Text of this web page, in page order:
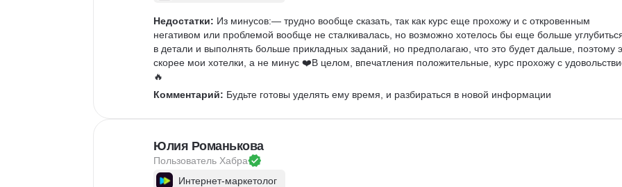
Верстка полиграфической продукции
Разработка фирменного стиля
Создание анимации
Брендинг
Дизайн текста
Google Slides
Недостатки: Из минусов:— трудно вообще сказать, так как курс еще прохожу и с откровенным
негативом или проблемой вообще не сталкивалась, но возможно хотелось бы еще больше
в детали и выполнять больше прикладных заданий, но предполагаю, что это будет дальше, поэтому
скорее мои хотелки, а не минус ❤️В целом, впечатления положительные, курс прохожу с
🔥
Комментарий: Будьте готовы уделять ему время, и разбираться в новой информации
Юлия Романькова
Пользователь Хабра
Интернет-маркетолог